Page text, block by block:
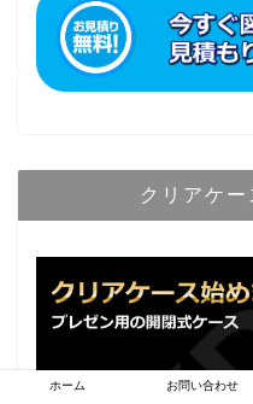
クリアケー
ホーム お問い合わせ